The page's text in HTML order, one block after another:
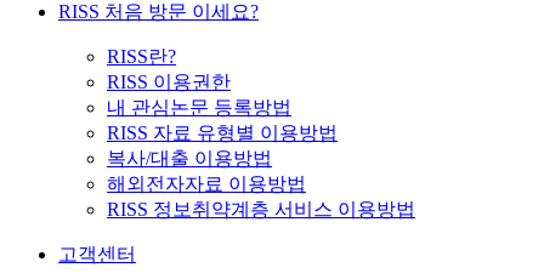
RISS 처음 방문 이세요?
RISS란?
RISS 이용권한
내 관심논문 등록방법
RISS 자료 유형별 이용방법
복사/대출 이용방법
해외전자자료 이용방법
RISS 정보취약계층 서비스 이용방법
고객센터